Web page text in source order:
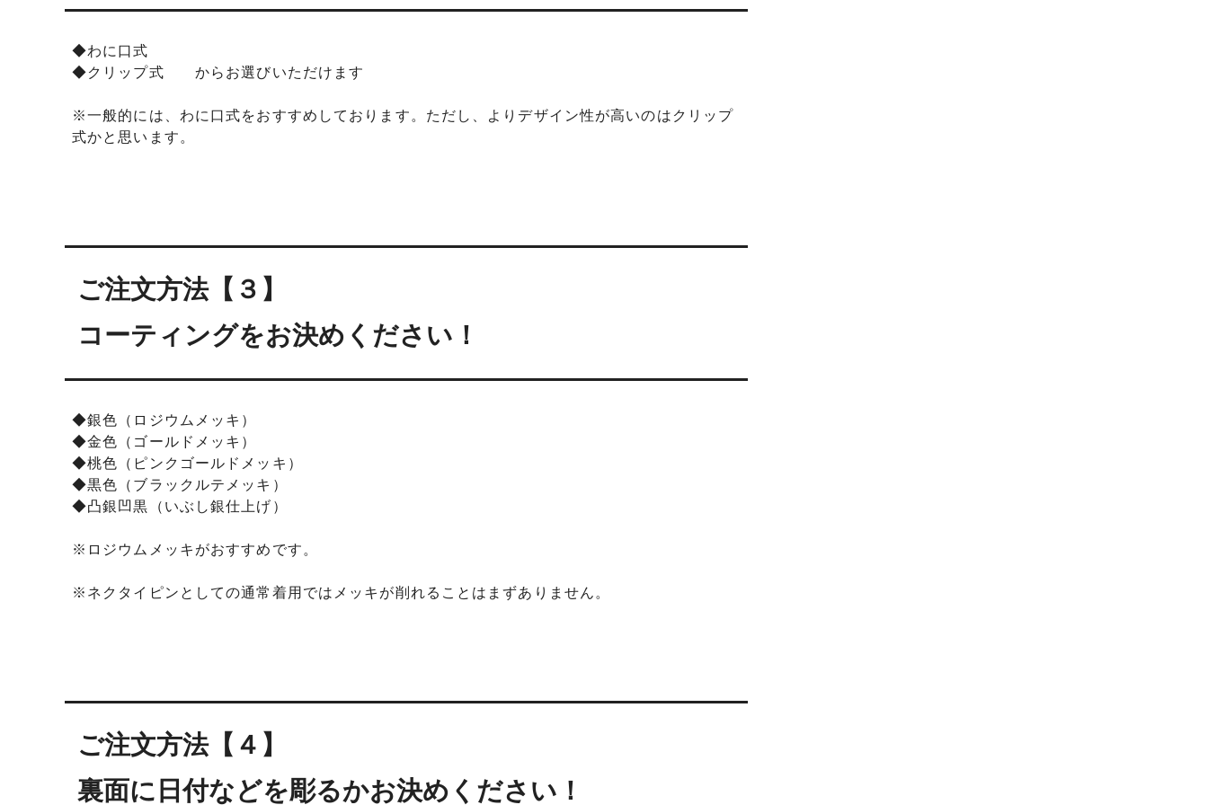
◆わに口式
◆クリップ式 からお選びいただけます
※一般的には、わに口式をおすすめしております。ただし、よりデザイン性が高いのはクリップ
式かと思います。
ご注文方法【３】
コーティングをお決めください！
◆銀色（ロジウムメッキ）
◆金色（ゴールドメッキ）
◆桃色（ピンクゴールドメッキ）
◆黒色（ブラックルテメッキ）
◆凸銀凹黒（いぶし銀仕上げ）
※ロジウムメッキがおすすめです。
※ネクタイピンとしての通常着用ではメッキが削れることはまずありません。
ご注文方法【４】
裏面に日付などを彫るかお決めください！